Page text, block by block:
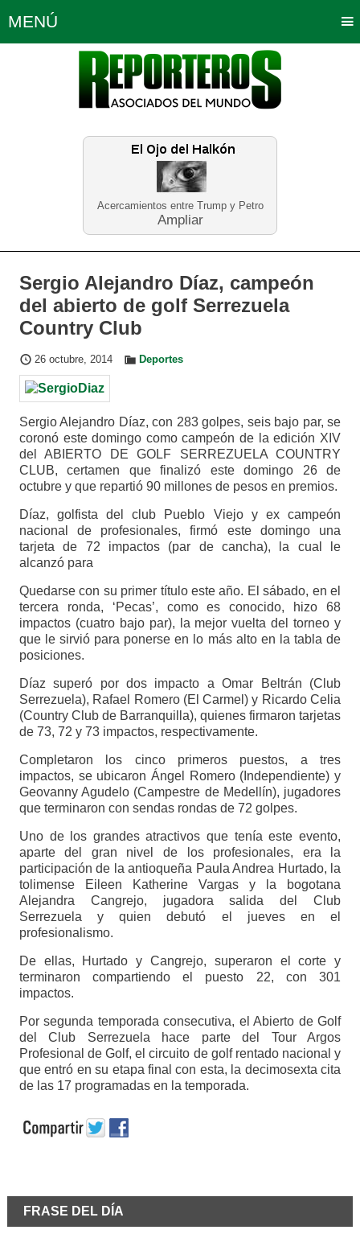
Acercamientos entre Trump y Petro
Ampliar
MENÚ
Política Opinión Bogotá
Planeta Tierra Deportes
Educación Neira
Sergio Alejandro Díaz, campeón
del abierto de golf Serrezuela
Country Club
26 octubre, 2014 Deportes
Sergio Alejandro Díaz, con 283 golpes, seis bajo par, se
coronó este domingo como campeón de la edición XIV
del ABIERTO DE GOLF SERREZUELA COUNTRY
CLUB, certamen que finalizó este domingo 26 de
octubre y que repartió 90 millones de pesos en premios.
Díaz, golfista del club Pueblo Viejo y ex campeón
nacional de profesionales, firmó este domingo una
tarjeta de 72 impactos (par de cancha), la cual le
alcanzó para
Quedarse con su primer título este año. El sábado, en el
tercera ronda, ‘Pecas’, como es conocido, hizo 68
impactos (cuatro bajo par), la mejor vuelta del torneo y
que le sirvió para ponerse en lo más alto en la tabla de
posiciones.
Díaz superó por dos impacto a Omar Beltrán (Club
Serrezuela), Rafael Romero (El Carmel) y Ricardo Celia
(Country Club de Barranquilla), quienes firmaron tarjetas
de 73, 72 y 73 impactos, respectivamente.
Completaron los cinco primeros puestos, a tres
impactos, se ubicaron Ángel Romero (Independiente) y
Geovanny Agudelo (Campestre de Medellín), jugadores
que terminaron con sendas rondas de 72 golpes.
Uno de los grandes atractivos que tenía este evento,
aparte del gran nivel de los profesionales, era la
participación de la antioqueña Paula Andrea Hurtado, la
tolimense Eileen Katherine Vargas y la bogotana
Alejandra Cangrejo, jugadora salida del Club
Serrezuela y quien debutó el jueves en el
profesionalismo.
De ellas, Hurtado y Cangrejo, superaron el corte y
terminaron compartiendo el puesto 22, con 301
impactos.
Por segunda temporada consecutiva, el Abierto de Golf
del Club Serrezuela hace parte del Tour Argos
Profesional de Golf, el circuito de golf rentado nacional y
que entró en su etapa final con esta, la decimosexta cita
de las 17 programadas en la temporada.
FRASE DEL DÍA